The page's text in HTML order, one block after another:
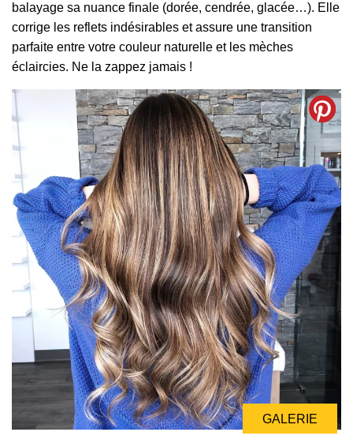
balayage sa nuance finale (dorée, cendrée, glacée…). Elle
corrige les reflets indésirables et assure une transition
parfaite entre votre couleur naturelle et les mèches
éclaircies. Ne la zappez jamais !
GALERIE